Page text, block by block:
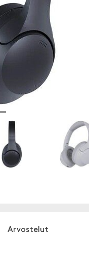
Arvostelut